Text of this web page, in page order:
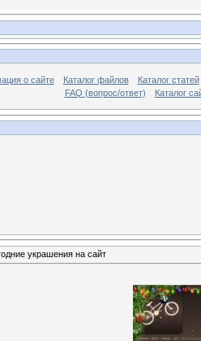
о сайте Каталог файлов
Каталог статей
FAQ (вопрос/ответ)
Каталог
украшения на сайт